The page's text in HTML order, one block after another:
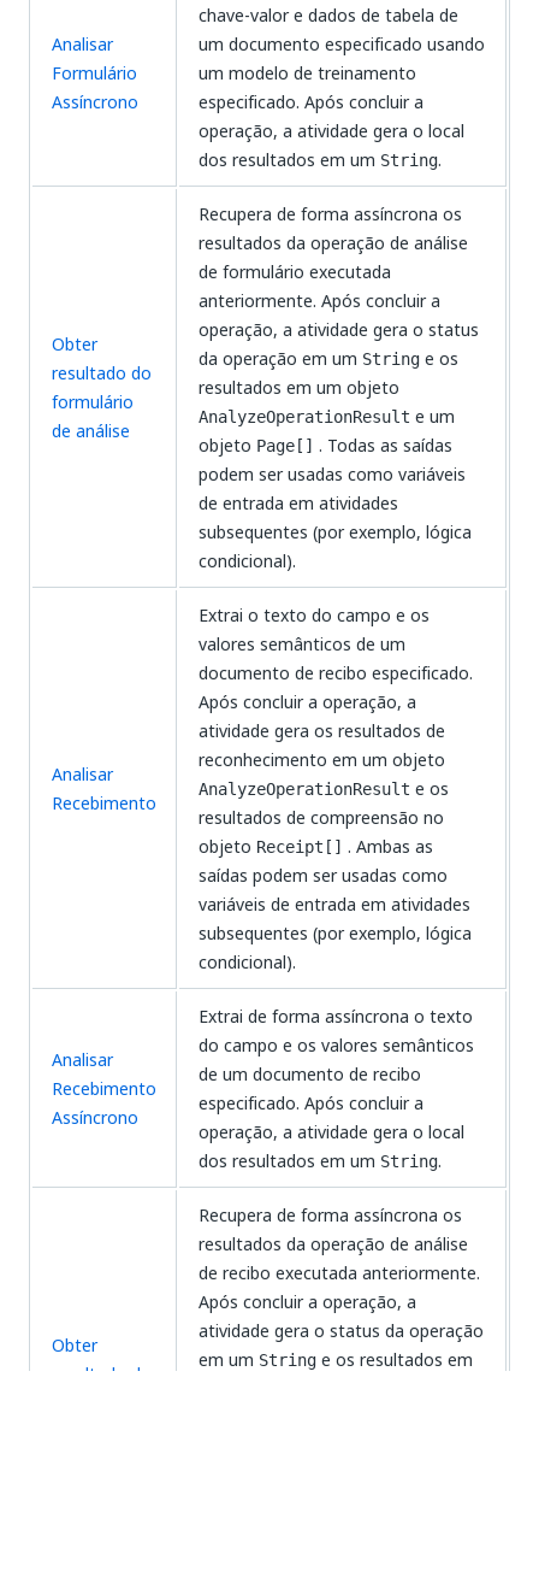
Analisar
Formulário
Assíncrono
chave-valor e dados de tabela de
um documento especificado usando
um modelo de treinamento
especificado. Após concluir a
operação, a atividade gera o local
dos resultados em um String.
Obter
resultado do
formulário
de análise
Recupera de forma assíncrona os
resultados da operação de análise
de formulário executada
anteriormente. Após concluir a
operação, a atividade gera o status
da operação em um String e os
resultados em um objeto
AnalyzeOperationResult e um
objeto Page[] . Todas as saídas
podem ser usadas como variáveis
de entrada em atividades
subsequentes (por exemplo, lógica
condicional).
Analisar
Recebimento
Extrai o texto do campo e os
valores semânticos de um
documento de recibo especificado.
Após concluir a operação, a
atividade gera os resultados de
reconhecimento em um objeto
AnalyzeOperationResult e os
resultados de compreensão no
objeto Receipt[] . Ambas as
saídas podem ser usadas como
variáveis de entrada em atividades
subsequentes (por exemplo, lógica
condicional).
Analisar
Recebimento
Assíncrono
Extrai de forma assíncrona o texto
do campo e os valores semânticos
de um documento de recibo
especificado. Após concluir a
operação, a atividade gera o local
dos resultados em um String.
Obter
resultado de
Recupera de forma assíncrona os
resultados da operação de análise
de recibo executada anteriormente.
Após concluir a operação, a
atividade gera o status da operação
em um String e os resultados em